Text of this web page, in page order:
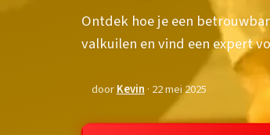
Ontdek hoe je een
valkuilen en vind een expert
doorKevin · 22 mei 2025